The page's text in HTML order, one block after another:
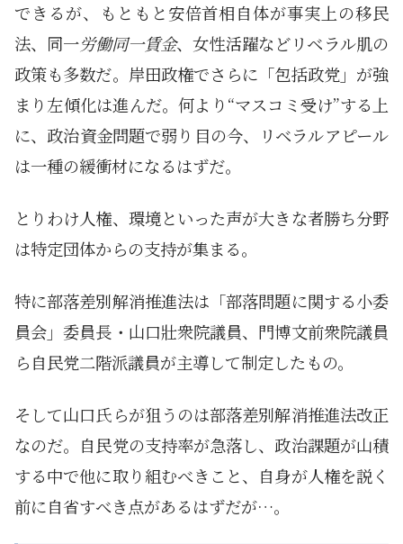
できるが、もともと安倍首相自体が事実上の移民
法、同一労働同一賃金、女性活躍などリベラル肌の
政策も多数だ。岸田政権でさらに「包括政党」が強
まり左傾化は進んだ。何より“マスコミ受け”する上
に、政治資金問題で弱り目の今、リベラルアピール
は一種の緩衝材になるはずだ。
とりわけ人権、環境といった声が大きな者勝ち分野
は特定団体からの支持が集まる。
特に部落差別解消推進法は「部落問題に関する小委
員会」委員長・山口壯衆院議員、門博文前衆院議員
ら自民党二階派議員が主導して制定したもの。
そして山口氏らが狙うのは部落差別解消推進法改正
なのだ。自民党の支持率が急落し、政治課題が山積
する中で他に取り組むべきこと、自身が人権を説く
前に自省すべき点があるはずだが…。